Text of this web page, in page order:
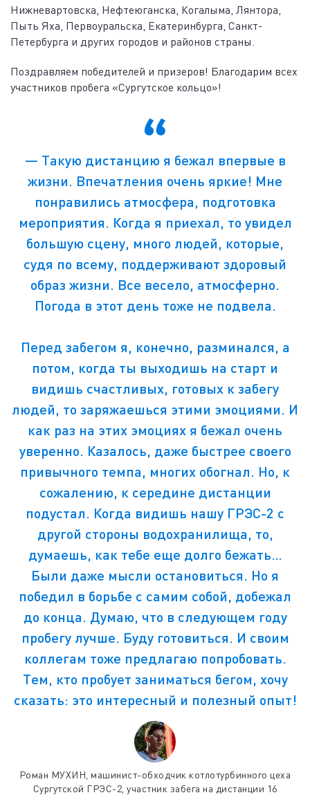
Нижневартовска, Нефтеюганска, Когалыма, Лянтора,
Пыть Яха, Первоуральска, Екатеринбурга, Санкт-
Петербурга и других городов и районов страны.
Поздравляем победителей и призеров! Благодарим всех
участников пробега «Сургутское кольцо»!
— Такую дистанцию я бежал впервые в
жизни. Впечатления очень яркие! Мне
понравились атмосфера, подготовка
мероприятия. Когда я приехал, то увидел
большую сцену, много людей, которые,
судя по всему, поддерживают здоровый
образ жизни. Все весело, атмосферно.
Погода в этот день тоже не подвела.
Перед забегом я, конечно, разминался, а
потом, когда ты выходишь на старт и
видишь счастливых, готовых к забегу
людей, то заряжаешься этими эмоциями. И
как раз на этих эмоциях я бежал очень
уверенно. Казалось, даже быстрее своего
привычного темпа, многих обогнал. Но, к
сожалению, к середине дистанции
подустал. Когда видишь нашу ГРЭС-2 с
другой стороны водохранилища, то,
думаешь, как тебе еще долго бежать…
Были даже мысли остановиться. Но я
победил в борьбе с самим собой, добежал
до конца. Думаю, что в следующем году
пробегу лучше. Буду готовиться. И своим
коллегам тоже предлагаю попробовать.
Тем, кто пробует заниматься бегом, хочу
сказать: это интересный и полезный опыт!
Роман МУХИН, машинист-обходчик котлотурбинного цеха
Сургутской ГРЭС-2, участник забега на дистанции 16